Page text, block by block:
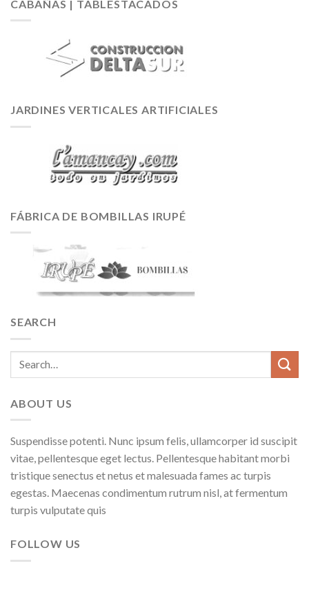
CABAÑAS | TABLESTACADOS
JARDINES VERTICALES ARTIFICIALES
FÁBRICA DE BOMBILLAS IRUPÉ
SEARCH
ABOUT US
Suspendisse potenti. Nunc ipsum felis, ullamcorper id suscipit
vitae, pellentesque eget lectus. Pellentesque habitant morbi
tristique senectus et netus et malesuada fames ac turpis
egestas. Maecenas condimentum rutrum nisl, at fermentum
turpis vulputate quis
FOLLOW US